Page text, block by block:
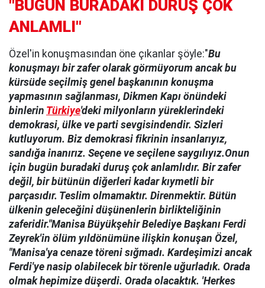
"BUGÜN BURADAKİ DURUŞ ÇOK
ANLAMLI"
Özel'in konuşmasından öne çıkanlar şöyle:"Bu
konuşmayı bir zafer olarak görmüyorum ancak bu
kürsüde seçilmiş genel başkanının konuşma
yapmasının sağlanması, Dikmen Kapı önündeki
binlerin Türkiye'deki milyonların yüreklerindeki
demokrasi, ülke ve parti sevgisindendir. Sizleri
kutluyorum. Biz demokrasi fikrinin insanlarıyız,
sandığa inanırız. Seçene ve seçilene saygılıyız.Onun
için bugün buradaki duruş çok anlamlıdır. Bir zafer
değil, bir bütünün diğerleri kadar kıymetli bir
parçasıdır. Teslim olmamaktır. Direnmektir. Bütün
ülkenin geleceğini düşünenlerin birlikteliğinin
zaferidir."Manisa Büyükşehir Belediye Başkanı Ferdi
Zeyrek'in ölüm yıldönümüne ilişkin konuşan Özel,
"Manisa'ya cenaze töreni sığmadı. Kardeşimizi ancak
Ferdi'ye nasip olabilecek bir törenle uğurladık. Orada
olmak hepimize düşerdi. Orada olacaktık. 'Herkes